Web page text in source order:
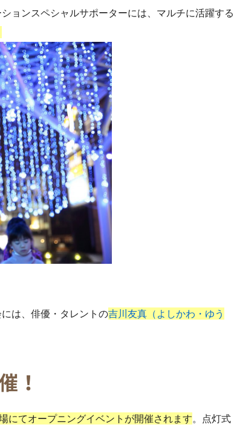
ションスペシャルサポーターには、マルチに活躍する
は、俳優・タレントの吉川友真（よしかわ・ゆう
！
にてオープニングイベントが開催されます。点灯式